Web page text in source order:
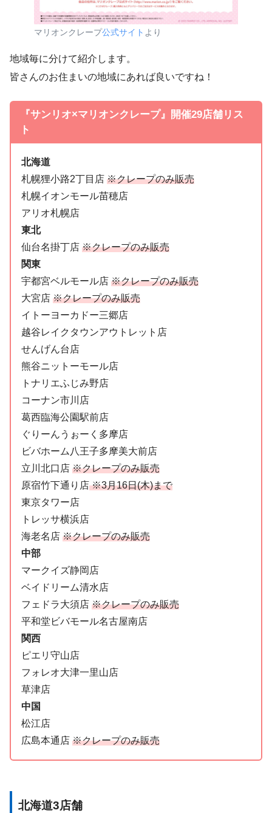
マリオンクレープ公式サイト より
地域毎に分けて紹介します。
皆さんのお住まいの地域にあれば良いですね！
『サンリオ×マリオンクレープ』開催29店舗リス
ト
北海道
札幌狸小路2丁目店※クレープのみ販売
札幌イオンモール苗穂店
アリオ札幌店
東北
仙台名掛丁店※クレープのみ販売
関東
宇都宮ベルモール店※クレープのみ販売
大宮店※クレープのみ販売
イトーヨーカドー三郷店
越谷レイクタウンアウトレット店
せんげん台店
熊谷ニットーモール店
トナリエふじみ野店
コーナン市川店
葛西臨海公園駅前店
ぐりーんうぉーく多摩店
ビバホーム八王子多摩美大前店
立川北口店※クレープのみ販売
原宿竹下通り店※3月16日(木)まで
東京タワー店
トレッサ横浜店
海老名店※クレープのみ販売
中部
マークイズ静岡店
ベイドリーム清水店
フェドラ大須店※クレープのみ販売
平和堂ビバモール名古屋南店
関西
ピエリ守山店
フォレオ大津一里山店
草津店
中国
松江店
広島本通店※クレープのみ販売
北海道3店舗